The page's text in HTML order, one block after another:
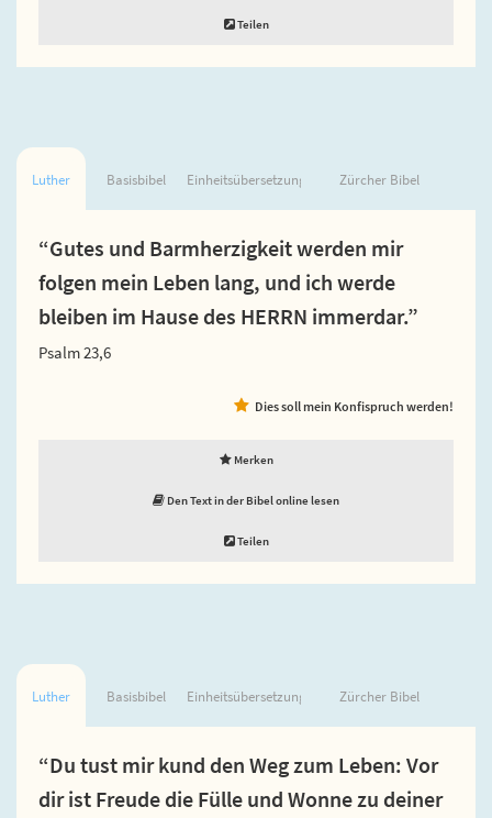
Teilen
Luther Basisbibel Einheitsübersetzung Zürcher Bibel
“Gutes und Barmherzigkeit werden mir
folgen mein Leben lang, und ich werde
bleiben im Hause des HERRN immerdar.”
Psalm 23,6
Dies soll mein Konfispruch werden!
Merken
Den Text in der Bibel online lesen
Teilen
Luther Basisbibel Einheitsübersetzung Zürcher Bibel
“Du tust mir kund den Weg zum Leben: Vor
dir ist Freude die Fülle und Wonne zu deiner